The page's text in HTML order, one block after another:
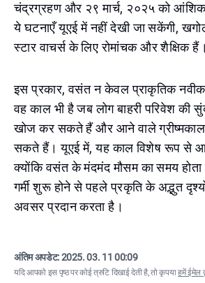
चंद्रग्रहण और २९ मार्च, २०२५ को आंशिक
ये घटनाएँ यूएई में नहीं देखी जा सकेंगी,
स्टार वाचर्स के लिए रोमांचक और शैक्षिक हैं।
इस प्रकार, वसंत न केवल प्राकृतिक
वह काल भी है जब लोग बाहरी परिवेश की
खोज कर सकते हैं और आने वाले ग्रीष्मकाल
सकते हैं। यूएई में, यह काल विशेष रूप से
क्योंकि वसंत के मंदमंद मौसम का समय होता
गर्मी शुरू होने से पहले प्रकृति के अद्भुत
अवसर प्रदान करता है।
अंतिम अपडेट:2025. 03. 11 00:09
यदि आपको इस पृष्ठ पर कोई त्रुटि दिखाई देती है, तो कृपयाहमें ईमेल